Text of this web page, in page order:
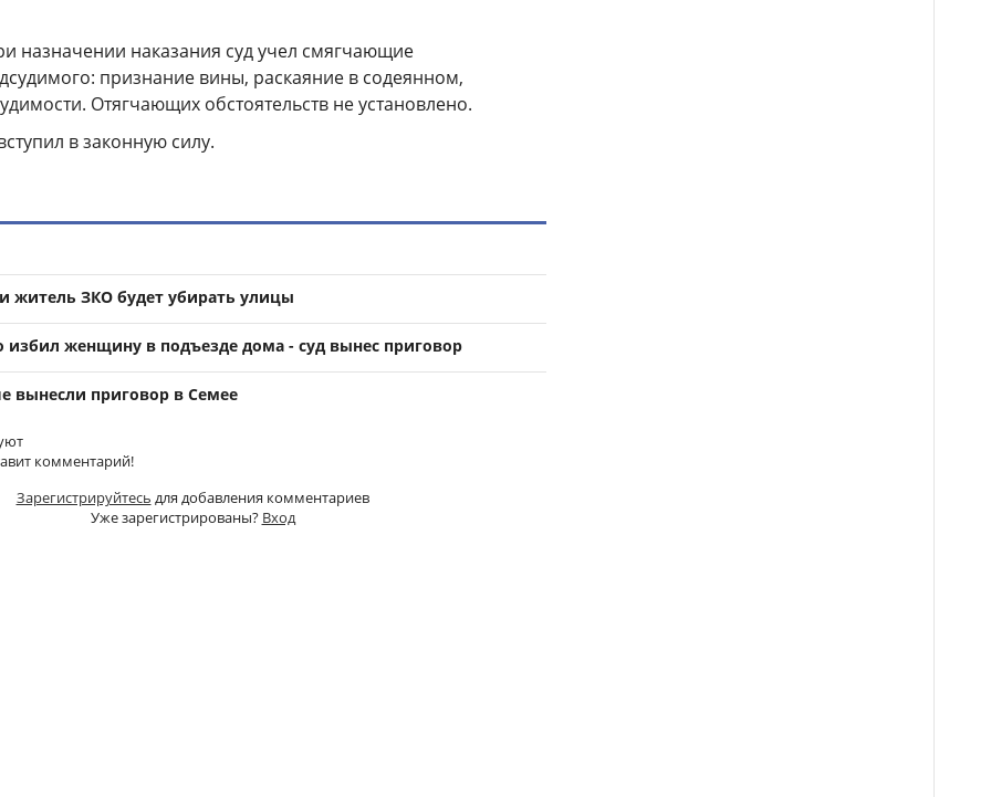
назначении наказания суд учел смягчающие
признание вины, раскаяние в содеянном,
Отягчающих обстоятельств не установлено.
в законную силу.
житель ЗКО будет убирать улицы
избил женщину в подъезде дома - суд вынес приговор
вынесли приговор в Семее
комментарий!
Зарегистрируйтесь для добавления комментариев
Уже зарегистрированы? Вход